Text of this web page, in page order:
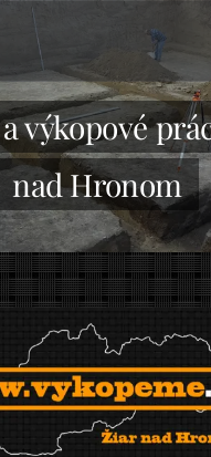
výkopové
nad Hronom